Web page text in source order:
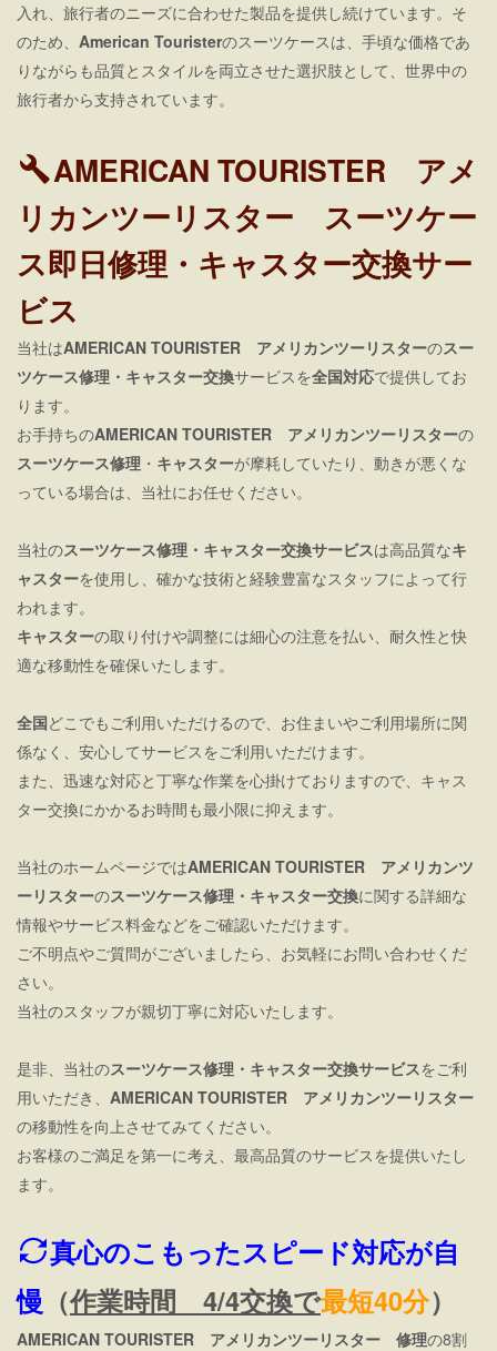
入れ、旅行者のニーズに合わせた製品を提供し続けています。そ
のため、 American Touristerのスーツケースは、手頃な価格であ
りながらも品質とスタイルを両立させた選択肢として、世界中の
旅行者から支持されています。
AMERICAN TOURISTER アメ
リカンツーリスター スーツケー
ス即日修理・キャスター交換サー
ビス
当社はAMERICAN TOURISTER アメリカンツーリスターのスー
ツケース修理・キャスター交換サービスを全国対応で提供してお
ります。
お手持ちのAMERICAN TOURISTER アメリカンツーリスターの
スーツケース修理 ・ キャスターが摩耗していたり、動きが悪くな
っている場合は、当社にお任せください。
当社のスーツケース修理・キャスター交換サービスは高品質なキ
ャスターを使用し、確かな技術と経験豊富なスタッフによって行
われます。
キャスターの取り付けや調整には細心の注意を払い、耐久性と快
適な移動性を確保いたします。
全国どこでもご利用いただけるので、お住まいやご利用場所に関
係なく、安心してサービスをご利用いただけます。
また、迅速な対応と丁寧な作業を心掛けておりますので、キャス
ター交換にかかるお時間も最小限に抑えます。
当社のホームページではAMERICAN TOURISTER アメリカンツ
ーリスターのスーツケース修理・キャスター交換に関する詳細な
情報やサービス料金などをご確認いただけます。
ご不明点やご質問がございましたら、お気軽にお問い合わせくだ
さい。
当社のスタッフが親切丁寧に対応いたします。
是非、当社のスーツケース修理・キャスター交換サービスをご利
用いただき、 AMERICAN TOURISTER アメリカンツーリスター
の移動性を向上させてみてください。
お客様のご満足を第一に考え、最高品質のサービスを提供いたし
ます。
真心のこもったスピード対応が自
慢 （作業時間 4/4交換で最短40分）
AMERICAN TOURISTER アメリカンツーリスター 修理の8割